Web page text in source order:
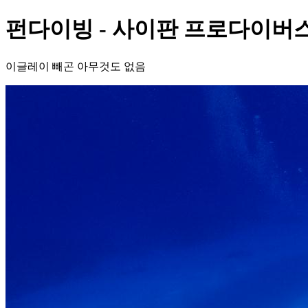
펀다이빙 - 사이판 프로다이버
이글레이 빼곤 아무것도 없음